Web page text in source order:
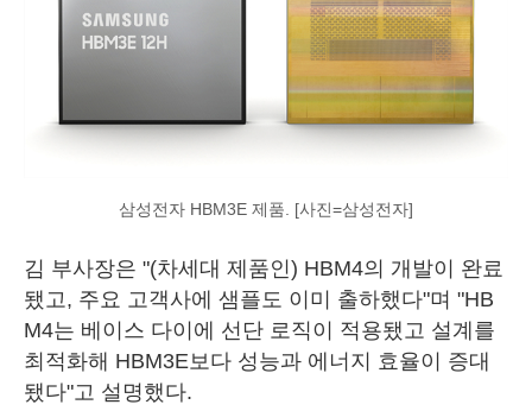
삼성전자 HBM3E 제품. [사진=삼성전자]
김 부사장은 "(차세대 제품인) HBM4의 개발이 완료
됐고, 주요 고객사에 샘플도 이미 출하했다"며 "HB
M4는 베이스 다이에 선단 로직이 적용됐고 설계를
최적화해 HBM3E보다 성능과 에너지 효율이 증대
됐다"고 설명했다.